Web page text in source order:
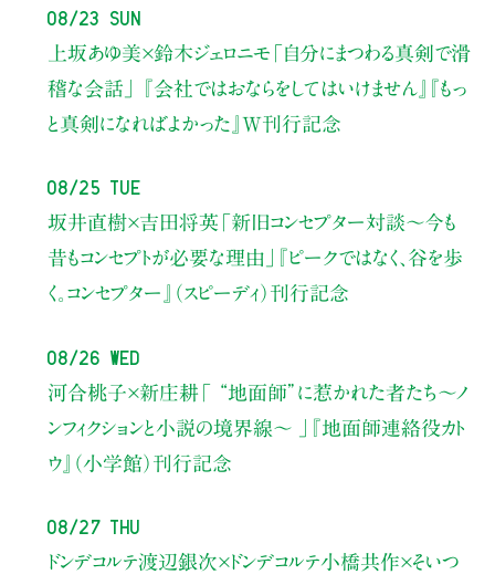
08/23 Sun
上坂あゆ美×鈴木ジェロニモ 「自分にまつわる真剣で滑
稽な会話」
『会社ではおならをしてはいけません』『もっ
と真剣になればよかった』W刊行記念
08/25 Tue
坂井直樹×吉田将英「新旧コンセプター対談～今も
昔もコンセプトが必要な理由」
『ピークではなく、谷を歩
く。コンセプター』（スピーディ）刊行記念
08/26 Wed
河合桃子×新庄耕「 “地面師”に惹かれた者たち〜ノ
ンフィクションと小説の境界線〜 」
『地面師連絡役カト
ウ』（小学館）刊行記念
08/27 Thu
ドンデコルテ渡辺銀次×ドンデコルテ小橋共作×そいつ